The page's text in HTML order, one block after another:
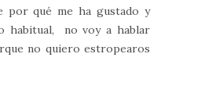
por qué me ha gustado y
habitual, no voy a hablar
no quiero estropearos